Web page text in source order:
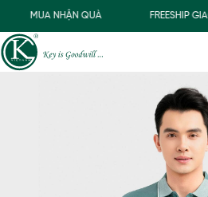
MUA NHẬN QUÀ FREESHIP